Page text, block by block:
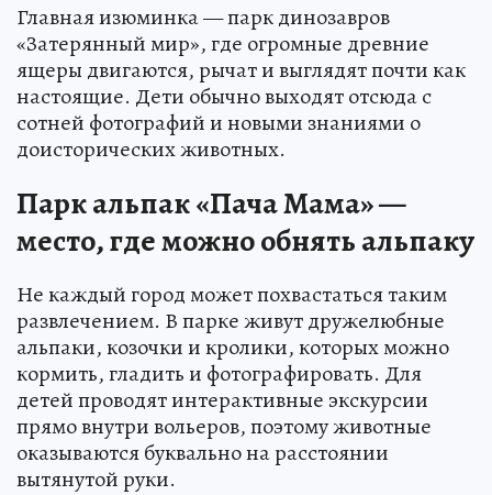
Главная изюминка — парк динозавров
«Затерянный мир», где огромные древние
ящеры двигаются, рычат и выглядят почти как
настоящие. Дети обычно выходят отсюда с
сотней фотографий и новыми знаниями о
доисторических животных.
Парк альпак «Пача Мама» —
место, где можно обнять альпаку
Не каждый город может похвастаться таким
развлечением. В парке живут дружелюбные
альпаки, козочки и кролики, которых можно
кормить, гладить и фотографировать. Для
детей проводят интерактивные экскурсии
прямо внутри вольеров, поэтому животные
оказываются буквально на расстоянии
вытянутой руки.